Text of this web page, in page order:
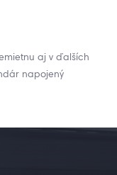
aj v ďalších
napojený